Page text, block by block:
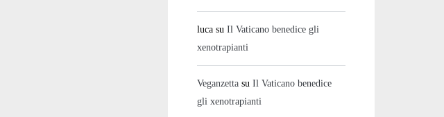
luca suIl Vaticano benedice gli
xenotrapianti
Veganzetta suIl Vaticano benedice
gli xenotrapianti